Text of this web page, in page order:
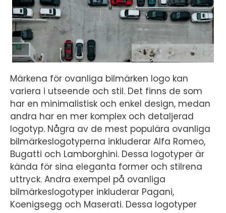
Märkena för ovanliga bilmärken logo kan
variera i utseende och stil. Det finns de som
har en minimalistisk och enkel design, medan
andra har en mer komplex och detaljerad
logotyp. Några av de mest populära ovanliga
bilmärkeslogotyperna inkluderar Alfa Romeo,
Bugatti och Lamborghini. Dessa logotyper är
kända för sina eleganta former och stilrena
uttryck. Andra exempel på ovanliga
bilmärkeslogotyper inkluderar Pagani,
Koenigsegg och Maserati. Dessa logotyper